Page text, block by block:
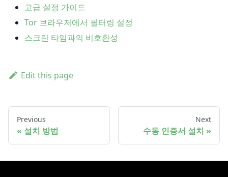
고급 설정 가이드
Tor 브라우저에서 필터링 설정
스크린 타임과의 비호환성
Edit this page
Previous
설치 방법
Next
수동 인증서 설치